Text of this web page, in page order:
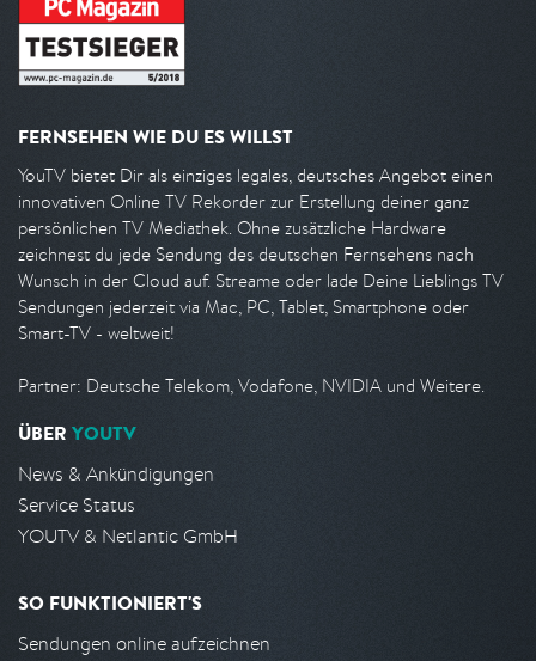
FERNSEHEN WIE DU ES WILLST
YouTV bietet Dir als einziges legales, deutsches Angebot einen
innovativen Online TV Rekorder zur Erstellung deiner ganz
persönlichen TV Mediathek. Ohne zusätzliche Hardware
zeichnest du jede Sendung des deutschen Fernsehens nach
Wunsch in der Cloud auf. Streame oder lade Deine Lieblings TV
Sendungen jederzeit via Mac, PC, Tablet, Smartphone oder
Smart-TV - weltweit!
Partner: Deutsche Telekom, Vodafone, NVIDIA und Weitere.
ÜBER YOUTV
News & Ankündigungen
Service Status
YOUTV & Netlantic GmbH
SO FUNKTIONIERT'S
Sendungen online aufzeichnen